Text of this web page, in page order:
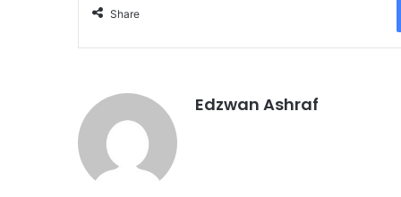
Share
Edzwan Ashraf